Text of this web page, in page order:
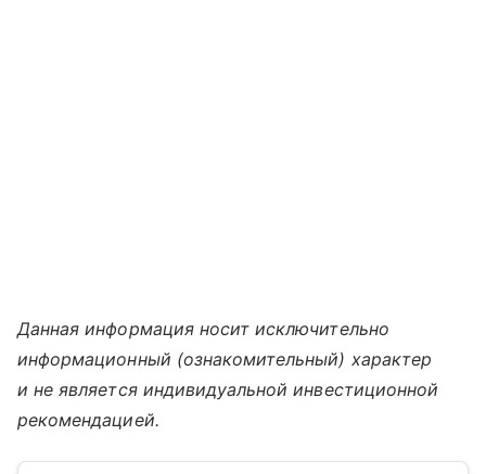
Данная информация носит исключительно
информационный (ознакомительный) характер
и не является индивидуальной инвестиционной
рекомендацией.